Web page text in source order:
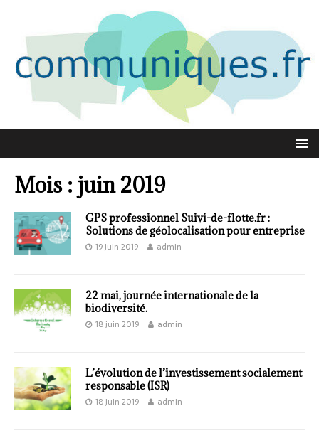
Mois : juin 2019
GPS professionnel Suivi-de-flotte.fr :
Solutions de géolocalisation pour entreprise
19 juin 2019 admin
22 mai, journée internationale de la
biodiversité.
18 juin 2019 admin
L’évolution de l’investissement socialement
responsable (ISR)
18 juin 2019 admin